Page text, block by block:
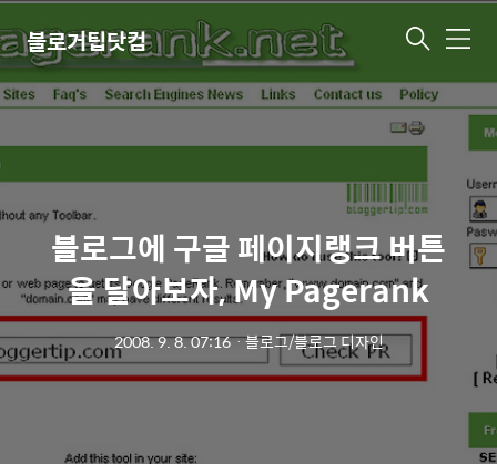
블로거팁닷컴 메
블로그에 구글 페이지랭크 버튼
을 달아보자, My Pagerank
2008. 9. 8. 07:16ㆍ블로그/블로그 디자인